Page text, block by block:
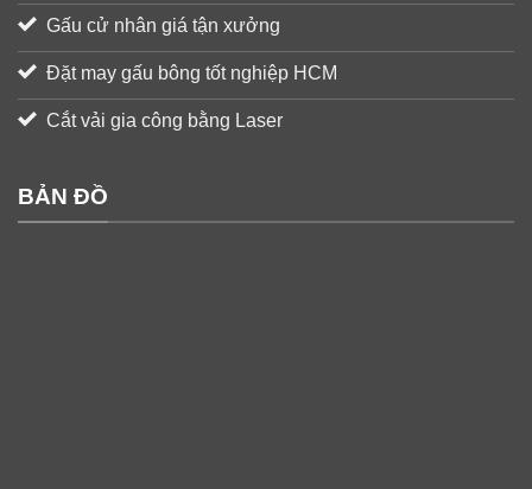
Gấu cử nhân giá tận xưởng
Đặt may gấu bông tốt nghiệp HCM
Cắt vải gia công bằng Laser
BẢN ĐỒ